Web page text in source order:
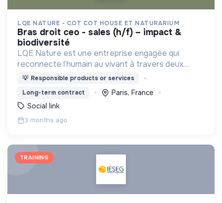
LQE NATURE - COT COT HOUSE ET NATURARIUM
bras droit ceo - sales (h/f) – impact &
biodiversité
LQE Nature est une entreprise engagée qui
reconnecte l’humain au vivant à travers deux
marques complémentaires : Cot Cot House (b2c)
💡 Responsible products or services
Long-term contract
Paris, France
Social link
3 months ago
TRAINING